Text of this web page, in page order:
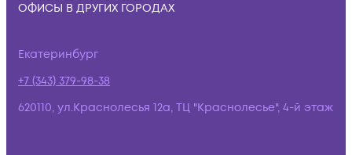
ОФИСЫ В ДРУГИХ ГОРОДАХ
Екатеринбург
+7 (343) 379-98-38
620110, ул.Краснолесья 12а, ТЦ "Краснолесье", 4-й этаж